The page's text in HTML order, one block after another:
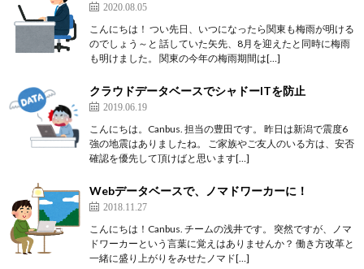
2020.08.05
こんにちは！ つい先日、いつになったら関東も梅雨が明ける
のでしょう～と 話していた矢先、8月を迎えたと同時に梅雨
も明けました。 関東の今年の梅雨期間は[…]
クラウドデータベースでシャドーITを防止
2019.06.19
こんにちは。Canbus. 担当の豊田です。 昨日は新潟で震度6
強の地震はありましたね。 ご家族やご友人のいる方は、安否
確認を優先して頂けばと思います[…]
Webデータベースで、ノマドワーカーに！
2018.11.27
こんにちは！Canbus. チームの浅井です。 突然ですが、ノマ
ドワーカーという言葉に覚えはありませんか？ 働き方改革と
一緒に盛り上がりをみせたノマド[…]